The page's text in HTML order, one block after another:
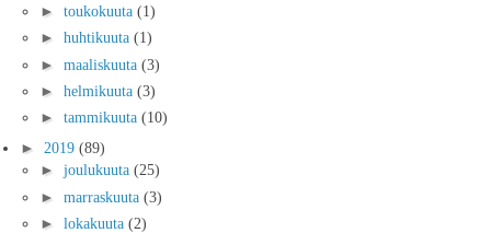
► toukokuuta (1)
► huhtikuuta (1)
► maaliskuuta (3)
► helmikuuta (3)
► tammikuuta (10)
► 2019 (89)
► joulukuuta (25)
► marraskuuta (3)
► lokakuuta (2)